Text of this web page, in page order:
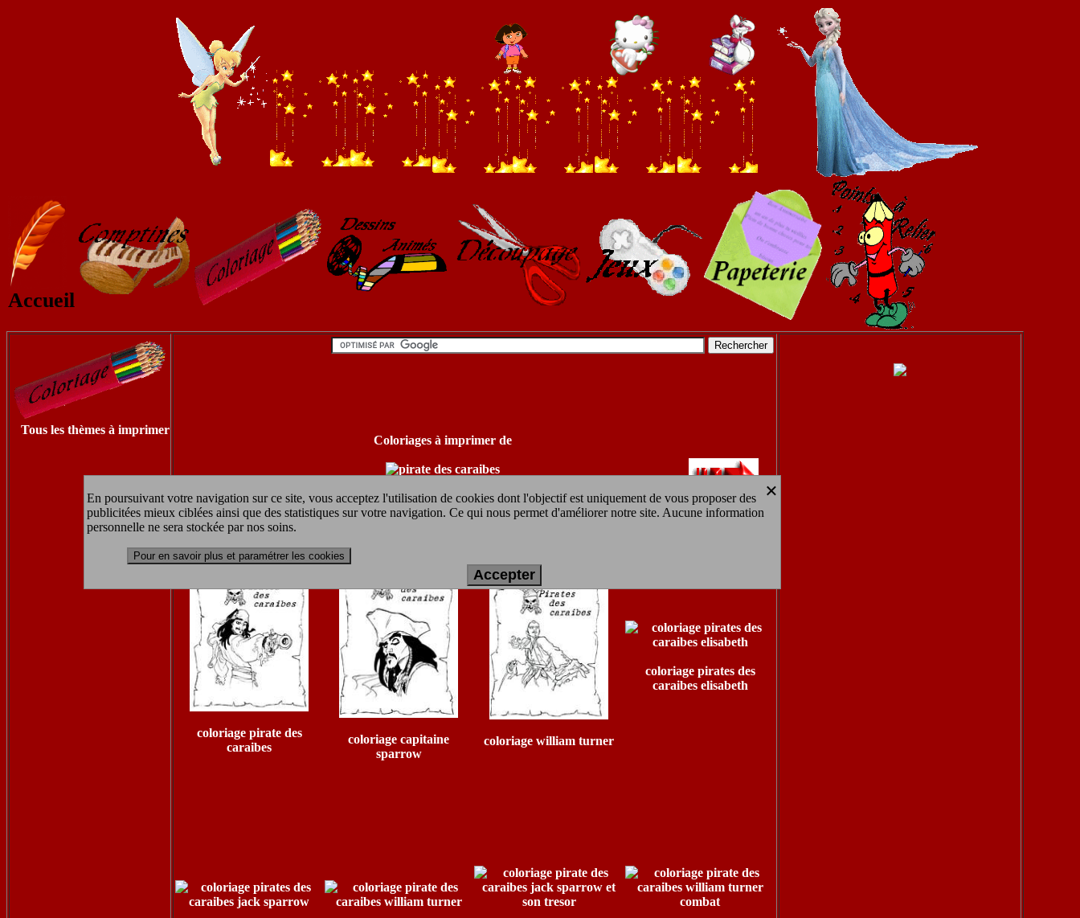
×
En poursuivant votre navigation sur ce site, vous acceptez l'utilisation de cookies dont l'objectif est uniquement de vous proposer des
publicitées mieux ciblées ainsi que des statistiques sur votre navigation. Ce qui nous permet d'améliorer notre site. Aucune information
personnelle ne sera stockée par nos soins.
Pour en savoir plus et paramétrer les cookies
Accepter
Accueil
Tous les thèmes à imprimer
Coloriages à imprimer de
coloriage pirate des
caraibes
coloriage capitaine
sparrow
coloriage william turner
coloriage pirates des
caraibes elisabeth